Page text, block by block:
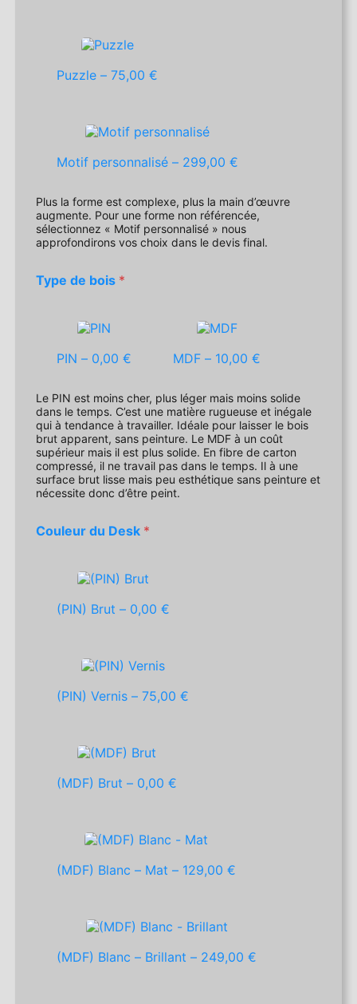
Puzzle –75,00 €
Motif personnalisé – 299,00 €
Plus la forme est complexe, plus la main d’œuvre
augmente. Pour une forme non référencée,
sélectionnez « Motif personnalisé » nous
approfondirons vos choix dans le devis final.
Type de bois *
PIN – 0,00 € MDF – 10,00 €
Le PIN est moins cher, plus léger mais moins solide
dans le temps. C’est une matière rugueuse et inégale
qui à tendance à travailler. Idéale pour laisser le bois
brut apparent, sans peinture. Le MDF à un coût
supérieur mais il est plus solide. En fibre de carton
compressé, il ne travail pas dans le temps. Il à une
surface brut lisse mais peu esthétique sans peinture et
nécessite donc d’être peint.
Couleur du Desk *
(PIN) Brut – 0,00 €
(PIN) Vernis –75,00 €
(MDF) Brut – 0,00 €
(MDF) Blanc – Mat – 129,00 €
(MDF) Blanc – Brillant – 249,00 €